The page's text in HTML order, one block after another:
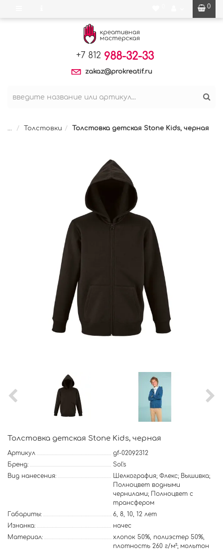
0
+7 812 988-32-33
zakaz@prokreatif.ru
... Толстовки Толстовка детская Stone Kids, черная
Толстовка детская Stone Kids, черная
Артикул
gf-02092312
Бренд:
Sol's
Вид нанесения:
Шелкография; Флекс; Вышивка;
Полноцвет водными
чернилами; Полноцвет с
трансфером
Габариты:
6, 8, 10, 12 лет
Изнанка:
начес
Материал:
хлопок 50%, полиэстер 50%,
плотность 260 г/м²; мольтон